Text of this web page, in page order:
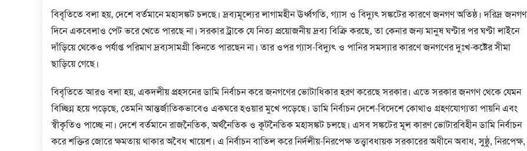
বিবৃতিতে বলা হয়, দেশে বর্তমানে মহাসঙ্কট চলছে। দ্রব্যমূল্যের লাগামহীন ঊর্ধ্বগতি, গ্যাস ও বিদ্যুৎ সঙ্কটের কারণে জনগণ অতিষ্ঠ। দরিদ্র জনগণ
দিনে একবেলাও পেট ভরে খেতে পারছে না। সরকার ট্রাকে যে নিত্য প্রয়োজনীয় দ্রব্য বিক্রি করছে, তা কেনার জন্য মানুষ ঘণ্টার পর ঘণ্টা লাইনে
দাঁড়িয়ে থেকেও পর্যাপ্ত পরিমাণ দ্রব্যসামগ্রী কিনতে পারছেন না। তার ওপর গ্যাস-বিদ্যুৎ ও পানির সমস্যার কারণে জনগণের দুঃখ-কষ্টের সীমা
ছাড়িয়ে গেছে।
বিবৃতিতে আরও বলা হয়, একদলীয় প্রহসনের ডামি নির্বাচন করে জনগণের ভোটাধিকার হরণ করেছে সরকার। এতে সরকার জনগণ থেকে যেমন
বিচ্ছিন্ন হয়ে পড়েছে, তেমনি আন্তর্জাতিকভাবেও একঘরে হওয়ার মুখে পড়েছে। ডামি নির্বাচন দেশে-বিদেশে কোথাও গ্রহণযোগ্যতা পায়নি এবং
স্বীকৃতিও পাচ্ছে না। দেশে বর্তমানে রাজনৈতিক, অর্থনৈতিক ও কূটনৈতিক মহাসঙ্কট চলছে। এসব সঙ্কটের মূল কারণ ভোটারবিহীন ডামি নির্বাচন
করে শক্তির জোরে ক্ষমতায় থাকার অবৈধ খায়েশ। এ নির্বাচন বাতিল করে নির্দলীয়-নিরপেক্ষ তত্ত্বাবধায়ক সরকারের অধীনে অবাধ, সুষ্ঠু, নিরপেক্ষ,